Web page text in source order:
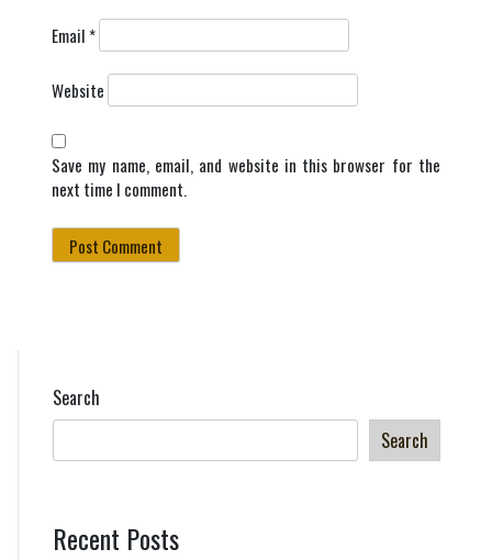
Email *
Website
Save my name, email, and website in this browser for the
next time I comment.
Search
Search
Recent Posts